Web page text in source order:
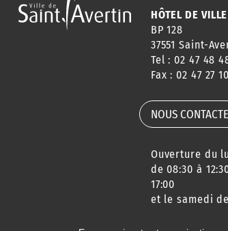
HÔTEL DE VILLE
BP 128
37551 Saint-
Tel : 02 47 48
Fax : 02 47 27
NOUS
Ouverture du
de 08:30 à
17:00
et le samedi